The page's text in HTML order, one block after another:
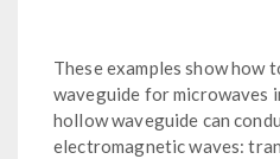
These examples show how
waveguide for microwaves
hollow waveguide can
electromagnetic waves: